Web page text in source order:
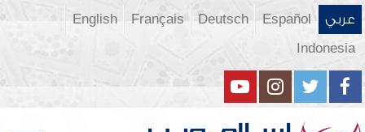
عربي Español
Deutsch
Français
English
Indonesia